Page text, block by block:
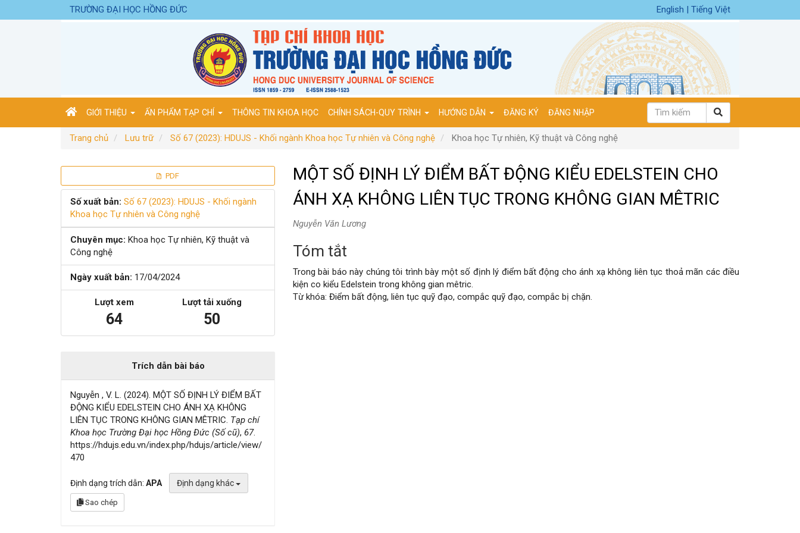
hướng
TRƯỜNG ĐẠI HỌC HỒNG ĐỨC English | Tiếng Việt
GIỚI THIỆU ẤN PHẨM TẠP CHÍ THÔNG TIN KHOA HỌC CHÍNH SÁCH-QUY TRÌNH HƯỚNG DẪN ĐĂNG KÝ ĐĂNG NHẬP
Trang chủ Lưu trữ Số 67 (2023): HDUJS - Khối ngành Khoa học Tự nhiên và Công nghệ Khoa học Tự nhiên, Kỹ thuật và Công nghệ
Thanh
bên
bài
viết
PDF
Số xuất bản: Số 67 (2023): HDUJS - Khối ngành
Khoa học Tự nhiên và Công nghệ
Chuyên mục: Khoa học Tự nhiên, Kỹ thuật và
Công nghệ
Ngày xuất bản: 17/04/2024
Lượt xem
64
Lượt tải xuống
50
Trích dẫn bài báo
Nguyễn , V. L. (2024). MỘT SỐ ĐỊNH LÝ ĐIỂM BẤT
ĐỘNG KIỂU EDELSTEIN CHO ÁNH XẠ KHÔNG
LIÊN TỤC TRONG KHÔNG GIAN MÊTRIC. Tạp chí
Khoa học Trường Đại học Hồng Đức (Số cũ), 67.
https://hdujs.edu.vn/index.php/hdujs/article/view/
470
Định dạng trích dẫn: APA Định dạng khác
Sao chép
MỘT SỐ ĐỊNH LÝ ĐIỂM BẤT ĐỘNG KIỂU EDELSTEIN CHO
ÁNH XẠ KHÔNG LIÊN TỤC TRONG KHÔNG GIAN MÊTRIC
Nguyễn Văn Lương
Nội
dung
chính
Tóm tắt
Trong bài báo này chúng tôi trình bày một số định lý điểm bất động cho ánh xạ không liên tục thoả mãn các điều
kiện co kiểu Edelstein trong không gian mêtric.
Từ khóa: Điểm bất động, liên tục quỹ đạo, compắc quỹ đạo, compắc bị chặn.